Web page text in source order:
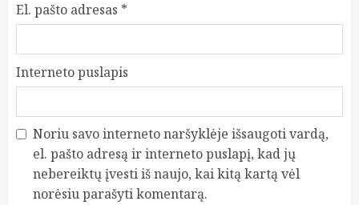
El. pašto adresas *
Interneto puslapis
Noriu savo interneto naršyklėje išsaugoti vardą,
el. pašto adresą ir interneto puslapį, kad jų
nebereiktų įvesti iš naujo, kai kitą kartą vėl
norėsiu parašyti komentarą.